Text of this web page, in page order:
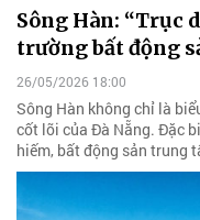
Sông Hàn: “Trục
trường bất động
26/05/2026 18:00
Sông Hàn không chỉ là
cốt lõi của Đà Nẵng. Đặc
hiếm, bất động sản trung